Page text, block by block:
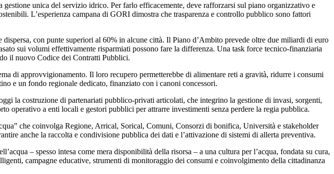
gestione unica del servizio idrico. Per farlo efficacemente, deve rafforzarsi sul piano organizzativo e
. L’esperienza campana di GORI dimostra che trasparenza e controllo pubblico sono fattori
con punte superiori al 60% in alcune città. Il Piano d’Ambito prevede oltre due miliardi di euro
sui volumi effettivamente risparmiati possono fare la differenza. Una task force tecnico-finanziaria
il nuovo Codice dei Contratti Pubblici.
di approvvigionamento. Il loro recupero permetterebbe di alimentare reti a gravità, ridurre i consumi
e un fondo regionale dedicato, finanziato con i canoni concessori.
la costruzione di partenariati pubblico-privati articolati, che integrino la gestione di invasi, sorgenti,
operativo a enti locali e gestori pubblici per attrarre investimenti senza perdere la regia pubblica.
che coinvolga Regione, Arrical, Sorical, Comuni, Consorzi di bonifica, Università e stakeholder
anche la raccolta e condivisione pubblica dei dati e l’attivazione di sistemi di allerta preventiva.
– spesso intesa come mera disponibilità della risorsa – a una cultura per l’acqua, fondata su cura,
campagne educative, strumenti di monitoraggio dei consumi e coinvolgimento della cittadinanza